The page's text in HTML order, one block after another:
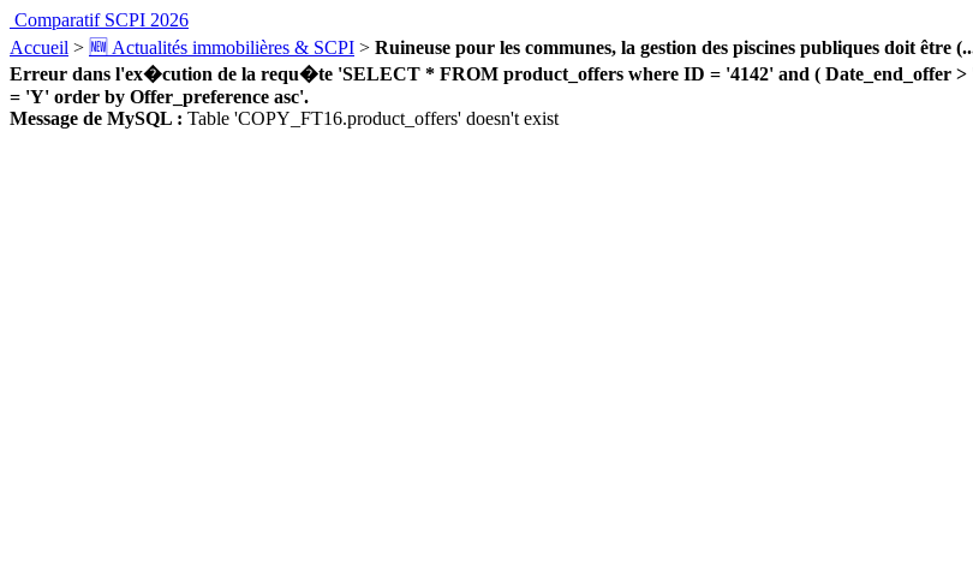
Comparatif SCPI 2026
Accueil > 🆕 Actualités immobilières & SCPI > Ruineuse pour les communes, la gestion des piscines publiques doit être
Erreur dans l'ex�cution de la requ�te 'SELECT * FROM product_offers where ID = '4142' and ( Date_end_offer >
= 'Y' order by Offer_preference asc'.
Message de MySQL : Table 'COPY_FT16.product_offers' doesn't exist